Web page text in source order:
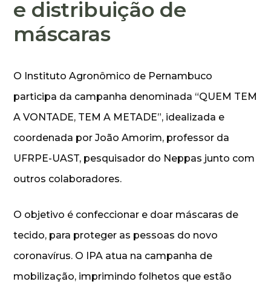
e distribuição de
máscaras
O Instituto Agronômico de Pernambuco
participa da campanha denominada “QUEM TEM
A VONTADE, TEM A METADE”, idealizada e
coordenada por João Amorim, professor da
UFRPE-UAST, pesquisador do Neppas junto com
outros colaboradores.
O objetivo é confeccionar e doar máscaras de
tecido, para proteger as pessoas do novo
coronavírus. O IPA atua na campanha de
mobilização, imprimindo folhetos que estão